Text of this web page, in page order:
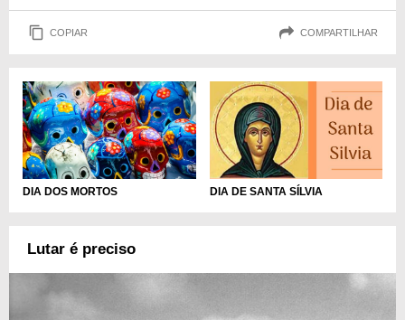
COPIAR COMPARTILHAR
DIA DOS MORTOS DIA DE SANTA SÍLVIA
Lutar é preciso